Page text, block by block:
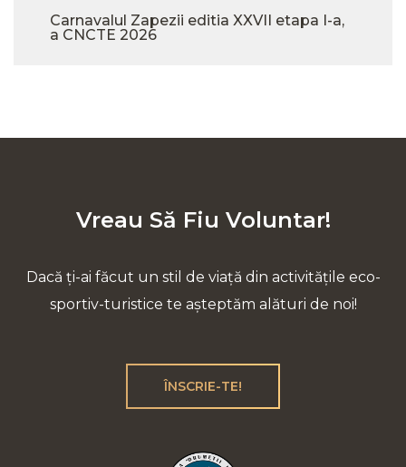
Carnavalul Zapezii editia XXVII etapa I-a,
a CNCTE 2026
Vreau Să Fiu Voluntar!
Dacă ți-ai făcut un stil de viață din activitățile eco-
sportiv-turistice te așteptăm alături de noi!
ÎNSCRIE-TE!